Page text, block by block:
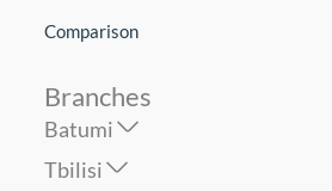
Comparison
Branches
Batumi
Tbilisi